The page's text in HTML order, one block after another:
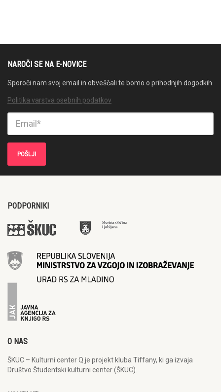
NAROČI SE NA E-NOVICE
Sporoči nam svoj email in obveščali te bomo o prihodnjih dogodkih.
Politika varstva osebnih podatkov
PODPORNIKI
O NAS
ŠKUC – Kulturni center Q je projekt kluba Tiffany, ki ga izvaja
Društvo Študentski kulturni center (ŠKUC).